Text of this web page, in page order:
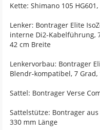
Kette: Shimano 105
Lenker: Bontrager Elite
interne Di2-Kabelführung,
42 cm Breite
Lenkervorbau: Bontrager
Blendr-kompatibel, 7 Grad,
Sattel: Bontrager Verse
Sattelstütze: Bontrager
330 mm Länge